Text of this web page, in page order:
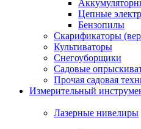
Цепные
Бензопилы
Скарификаторы
Культиваторы
Снегоуборщики
Садовые
Прочая садовая
Измерительный
Лазерные нивелиры